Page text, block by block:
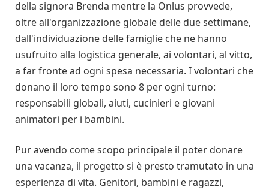
della signora Brenda mentre la Onlus provvede,
oltre all'organizzazione globale delle due settimane,
dall'individuazione delle famiglie che ne hanno
usufruito alla logistica generale, ai volontari, al vitto,
a far fronte ad ogni spesa necessaria. I volontari che
donano il loro tempo sono 8 per ogni turno:
responsabili globali, aiuti, cucinieri e giovani
animatori per i bambini.
Pur avendo come scopo principale il poter donare
una vacanza, il progetto si è presto tramutato in una
esperienza di vita. Genitori, bambini e ragazzi,